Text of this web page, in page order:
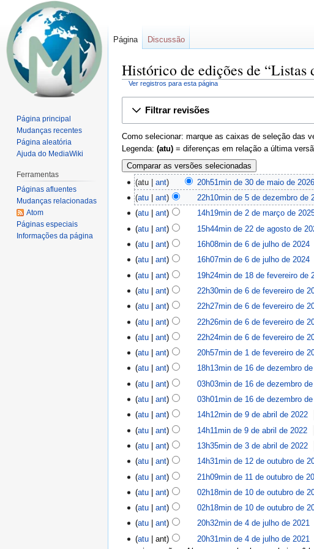
Histórico de edições de “Listas
Ver registros para esta página
para
navegação
para
pesquisar
Filtrar revisões
Como selecionar: marque as caixas de seleção das
Legenda: (atu)= diferenças em relação a última
atu ant 20h51min de 30 de maio de 2026
atu
ant 22h10min de 5 de dezembro de
atu
ant 14h19min de 2 de março de
atu
ant 15h44min de 22 de agosto de
atu
ant 16h08min de 6 de julho de 2024‎
atu
ant 16h07min de 6 de julho de 2024‎
atu
ant 19h24min de 18 de fevereiro de
atu
ant 22h30min de 6 de fevereiro de
atu
ant 22h27min de 6 de fevereiro de
atu
ant 22h26min de 6 de fevereiro de
atu
ant 22h24min de 6 de fevereiro de
atu
ant 20h57min de 1 de fevereiro de
atu
ant 18h13min de 16 de dezembro
atu
ant 03h03min de 16 de dezembro
atu
ant 03h01min de 16 de dezembro
atu
ant 14h12min de 9 de abril de 2022‎
atu
ant 14h11min de 9 de abril de 2022‎
atu
ant 13h35min de 3 de abril de 2022‎
atu
ant 14h31min de 12 de outubro de
atu
ant 21h09min de 11 de outubro de
atu
ant 02h18min de 10 de outubro de
atu
ant 02h18min de 10 de outubro de
atu
ant 20h32min de 4 de julho de 2021‎
atu
ant 20h31min de 4 de julho de 2021
Página Discussão
Página principal
Mudanças recentes
Página aleatória
Ajuda do MediaWiki
Ferramentas
Páginas afluentes
Mudanças relacionadas
Atom
Páginas especiais
Informações da página